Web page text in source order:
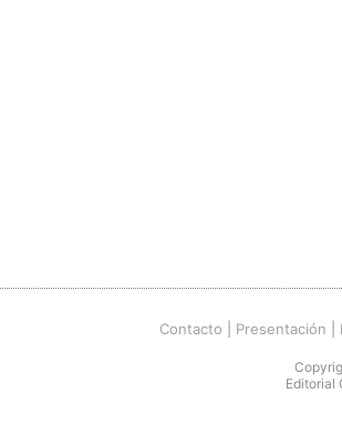
Contacto Presentación
Editorial